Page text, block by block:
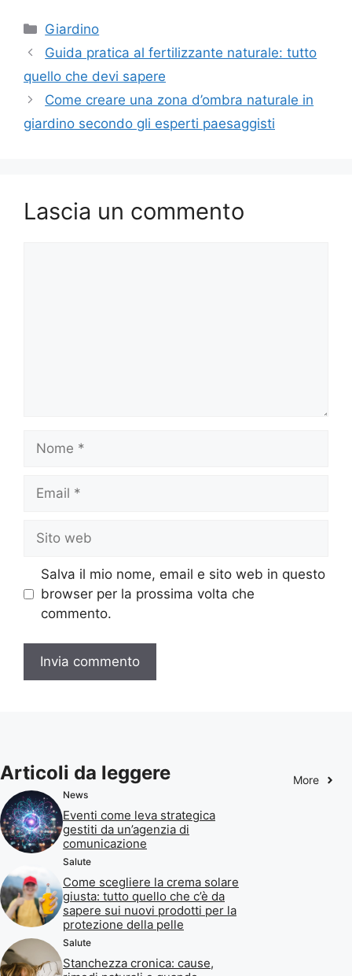
Categorie
Giardino
Guida pratica al fertilizzante naturale: tutto
quello che devi sapere
Come creare una zona d’ombra naturale in
giardino secondo gli esperti paesaggisti
Lascia un commento
web
Salva il mio nome, email e sito web in questo
browser per la prossima volta che
commento.
Articoli da leggere More
News
Eventi come leva strategica
gestiti da un’agenzia di
comunicazione
Salute
Come scegliere la crema solare
giusta: tutto quello che c’è da
sapere sui nuovi prodotti per la
protezione della pelle
Salute
Stanchezza cronica: cause,